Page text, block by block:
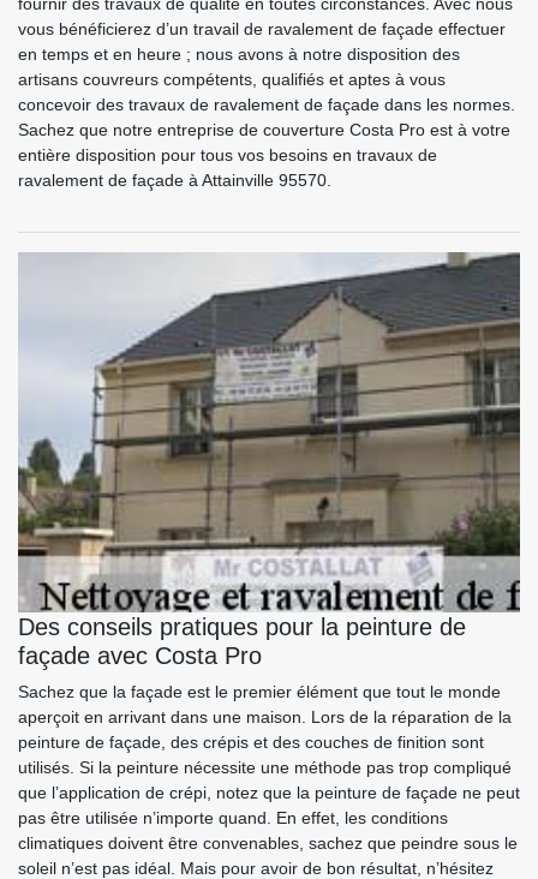
vous bénéficierez d’un travail de ravalement de façade effectuer
en temps et en heure ; nous avons à notre disposition des
artisans couvreurs compétents, qualifiés et aptes à vous
concevoir des travaux de ravalement de façade dans les normes.
Sachez que notre entreprise de couverture Costa Pro est à votre
entière disposition pour tous vos besoins en travaux de
ravalement de façade à Attainville 95570.
Des conseils pratiques pour la peinture de
façade avec Costa Pro
Sachez que la façade est le premier élément que tout le monde
aperçoit en arrivant dans une maison. Lors de la réparation de la
peinture de façade, des crépis et des couches de finition sont
utilisés. Si la peinture nécessite une méthode pas trop compliqué
que l’application de crépi, notez que la peinture de façade ne peut
pas être utilisée n’importe quand. En effet, les conditions
climatiques doivent être convenables, sachez que peindre sous le
soleil n’est pas idéal. Mais pour avoir de bon résultat, n’hésitez